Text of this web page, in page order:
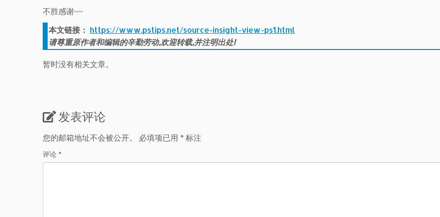
不胜感谢~~
本文链接： https://www.pstips.net/source-insight-view-ps1.html
请尊重原作者和编辑的辛勤劳动,欢迎转载,并注明出处!
暂时没有相关文章。
发表评论
您的邮箱地址不会被公开。 必填项已用 *标注
评论 *